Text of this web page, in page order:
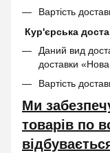
Вартість
Кур'єрська
Даний вид
доставки
Вартість
Ми
товарів по